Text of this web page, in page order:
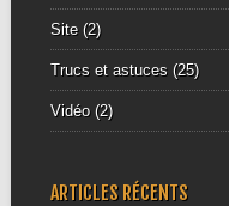
Site(2)
Trucs et astuces(25)
Vidéo(2)
ARTICLES RÉCENTS